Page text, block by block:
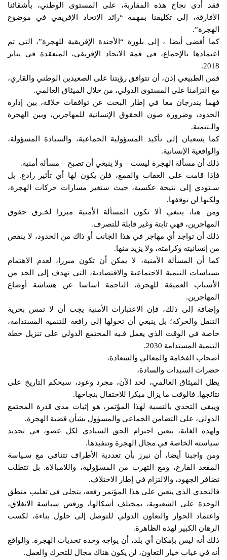
فقد أدى نجاح هذه المقاربة، على المستوى الوطني، بأشقائنا
الأفارقة، إلى تكليفنا بمهمة “رائد الاتحاد الإفريقي في موضوع
الهجرة”.
كما أفضى أيضا ، إلى بلورة “الأجندة الإفريقية للهجرة”، التي تم
اعتمادها بالإجماع، في قمة الاتحاد الإفريقي، المنعقدة في يناير
2018.
فمن الطبيعي إذن، أن تتوافق رؤيتنا على الصعيدين الوطني والقاري،
مع التزامنا على المستوى الدولي، من خلال الميثاق العالمي.
فهما يندرجان معا في إطار البحث عن توافقات خلاقة، بين إدارة
الحدود، وضرورة صون الحقوق الإنسانية للمهاجرين، وبين الهجرة
والـتنمية.
كما يسعيان إلى تأكيد المسؤولية الجماعية، والسيادة المسؤولة،
والواقعية الإنسانية.
ذلك أن مسألة الهجرة ليست – ولا ينبغي أن تصبح – مسألة أمنية.
فإذا قامت على العقاب والقمع، فلن يكون لها أي تأثير رادع. بل
سـتودي إلى نتيجة عكسية، حيث ستغير مسارات حركات الهجرة،
ولكنها لن توقفها.
ومن هنا، ينبغي ألا تكون المسألة الأمنية مبررا لخـرق حقوق
المهاجرين، فهي ثابتة وغير قابلة للتصرف.
ذلك أن تواجد أي مهاجر في هذا الجانب أو ذاك من الحدود، لا ينقص
من إنسانيته وكرامته، ولا يزيد منها.
كما أن المسألة الأمنية، لا يمكن أن تكون مبررا، لعدم الاهتمام
بسياسات التنمية الاجتماعية والاقتصادية، التي تهدف إلى الحد من
الأسباب العميقة للهجرة، الناجمة أساسا عن هشاشة أوضاع
المهاجرين.
وإضافة إلى ذلك، فإن الاعتبارات الأمنية يجب أن لا تمس بحرية
التنقل والحركة؛ بل ينبغي أن تحولها إلى رافعة للتنمية المستدامة،
خاصة في الوقت الذي يعمل فـيه المجتمع الدولي على تنزيل خطة
التنمية المستدامة 2030.
أصحاب الفخامة والمعالي والسعادة،
حضرات السيدات والسادة،
يظل الميثاق العالمي، لحد الآن، مجرد وعود، سيحكم التاريخ على
نتائجها. فالوقت ما يزال مبكرا للاحتفال بنجاحها.
ويبقى التحدي بالنسبة لهذا المؤتمر، هو إثبات مدى قدرة المجتمع
الدولي، على التضامن الجماعي والمسؤول بشأن قضية الهجرة.
ولهذه الغاية، يتعين احترام الحق السيادي لكل عضو، في تحديد
سياسته الخاصة في مجال الهجرة وتنفيذها.
ومن واجبنا أيضا، أن نبرز بأن تعددية الأطراف تتنافى مع سـياسة
المقعد الفارغ، ومع التهرب من المسؤولية، واللامبالاة. بل تتطلب
تضافر الجهود، والالتزام في إطار الاختلاف.
فالتحدي الذي يتعين على هذا المؤتمر رفعه، يتجلى في تغليب منطق
الوحدة على الشعبوية، بمختلف أشكالها، ورفض سياسة الانغلاق،
واعتماد الحوار والتعاون الدولي للتوصل إلى حلول بناءة، لكسب
الرهان الكبير لهذه الظاهرة.
ذلك أنه ليس بإمكان أي بلد، أن يواجه وحده تحديات الهجرة. والواقع
أنه في غياب خيار التعاون، لن يكون هناك مجال للتحرك والعمل.